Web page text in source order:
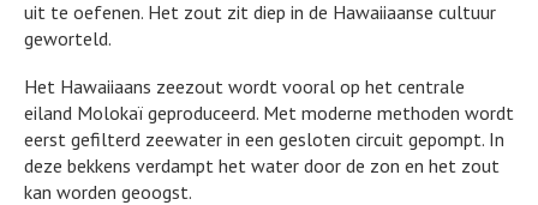
uit te oefenen. Het zout zit diep in de Hawaiiaanse cultuur
geworteld.
Het Hawaiiaans zeezout wordt vooral op het centrale
eiland Molokaï geproduceerd. Met moderne methoden wordt
eerst gefilterd zeewater in een gesloten circuit gepompt. In
deze bekkens verdampt het water door de zon en het zout
kan worden geoogst.